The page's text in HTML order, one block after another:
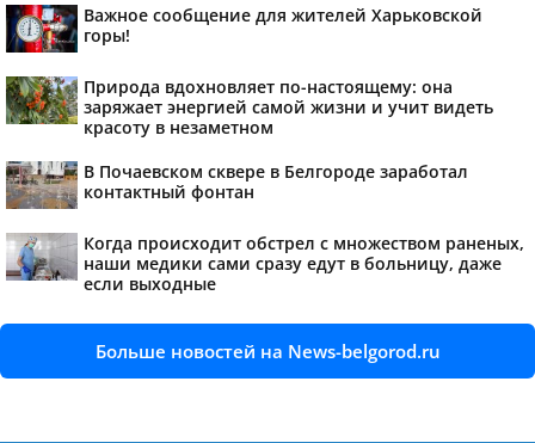
Важное сообщение для жителей Харьковской
горы!
Природа вдохновляет по-настоящему: она
заряжает энергией самой жизни и учит видеть
красоту в незаметном
В Почаевском сквере в Белгороде заработал
контактный фонтан
Когда происходит обстрел с множеством раненых,
наши медики сами сразу едут в больницу, даже
если выходные
Больше новостей на News-belgorod.ru